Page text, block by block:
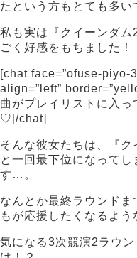
たという方もとても多
私も実は『クイーンダ
ごく好感をもちました！
[chat face=”ofuse-piyo-
align=”left”
曲がプレイリストに入
♡[/chat]
そんな彼女たちは、『
と一回最下位になってし
す…。
なんとか最終ラウンド
もが応援したくなるよう
気になる3次競演2ラウ